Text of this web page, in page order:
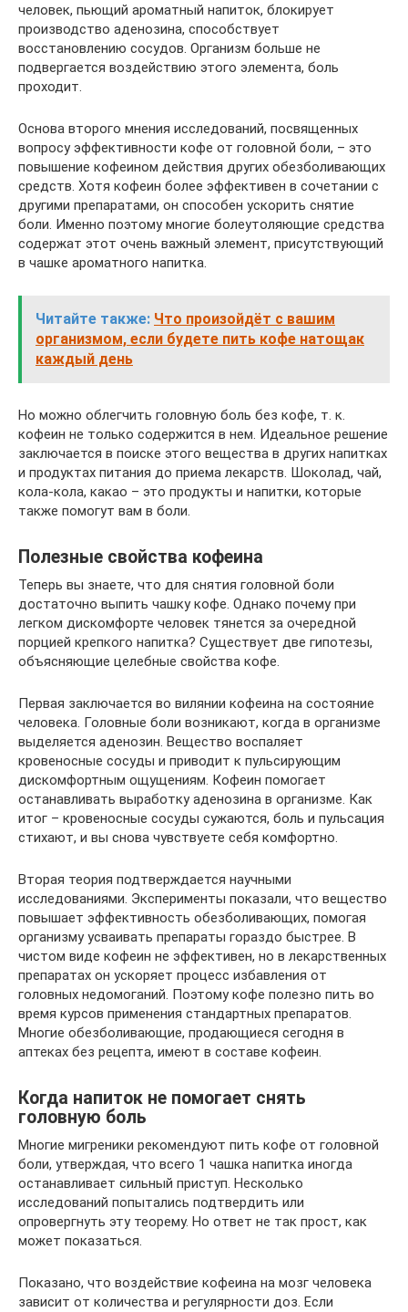
человек, пьющий ароматный напиток, блокирует
производство аденозина, способствует
восстановлению сосудов. Организм больше не
подвергается воздействию этого элемента, боль
проходит.
Основа второго мнения исследований, посвященных
вопросу эффективности кофе от головной боли, – это
повышение кофеином действия других обезболивающих
средств. Хотя кофеин более эффективен в сочетании с
другими препаратами, он способен ускорить снятие
боли. Именно поэтому многие болеутоляющие средства
содержат этот очень важный элемент, присутствующий
в чашке ароматного напитка.
Читайте также: Что произойдёт с вашим
организмом, если будете пить кофе натощак
каждый день
Но можно облегчить головную боль без кофе, т. к.
кофеин не только содержится в нем. Идеальное решение
заключается в поиске этого вещества в других напитках
и продуктах питания до приема лекарств. Шоколад, чай,
кола-кола, какао – это продукты и напитки, которые
также помогут вам в боли.
Полезные свойства кофеина
Теперь вы знаете, что для снятия головной боли
достаточно выпить чашку кофе. Однако почему при
легком дискомфорте человек тянется за очередной
порцией крепкого напитка? Существует две гипотезы,
объясняющие целебные свойства кофе.
Первая заключается во вилянии кофеина на состояние
человека. Головные боли возникают, когда в организме
выделяется аденозин. Вещество воспаляет
кровеносные сосуды и приводит к пульсирующим
дискомфортным ощущениям. Кофеин помогает
останавливать выработку аденозина в организме. Как
итог – кровеносные сосуды сужаются, боль и пульсация
стихают, и вы снова чувствуете себя комфортно.
Вторая теория подтверждается научными
исследованиями. Эксперименты показали, что вещество
повышает эффективность обезболивающих, помогая
организму усваивать препараты гораздо быстрее. В
чистом виде кофеин не эффективен, но в лекарственных
препаратах он ускоряет процесс избавления от
головных недомоганий. Поэтому кофе полезно пить во
время курсов применения стандартных препаратов.
Многие обезболивающие, продающиеся сегодня в
аптеках без рецепта, имеют в составе кофеин.
Когда напиток не помогает снять
головную боль
Многие мигреники рекомендуют пить кофе от головной
боли, утверждая, что всего 1 чашка напитка иногда
останавливает сильный приступ. Несколько
исследований попытались подтвердить или
опровергнуть эту теорему. Но ответ не так прост, как
может показаться.
Показано, что воздействие кофеина на мозг человека
зависит от количества и регулярности доз. Если